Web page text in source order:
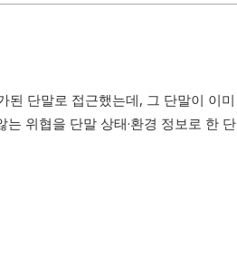
된 단말로 접근했는데, 그 단말이 이미
위협을 단말 상태·환경 정보로 한 단